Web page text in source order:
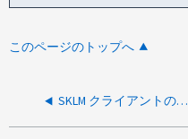
このページのトップへ
SKLM クライアントの自己署名証明書の更新